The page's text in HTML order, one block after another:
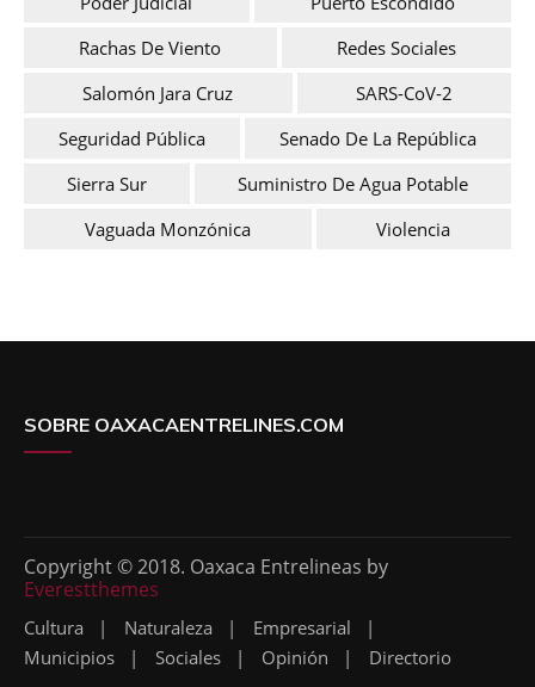
Rachas De Viento
Redes Sociales
Salomón Jara Cruz
SARS-CoV-2
Seguridad Pública
Senado De La República
Sierra Sur
Suministro De Agua Potable
Vaguada Monzónica
Violencia
SOBRE OAXACAENTRELINES.COM
Copyright © 2018. Oaxaca Entrelineas by
Everestthemes
Cultura Naturaleza
Empresarial
Municipios
Sociales Opinión Directorio